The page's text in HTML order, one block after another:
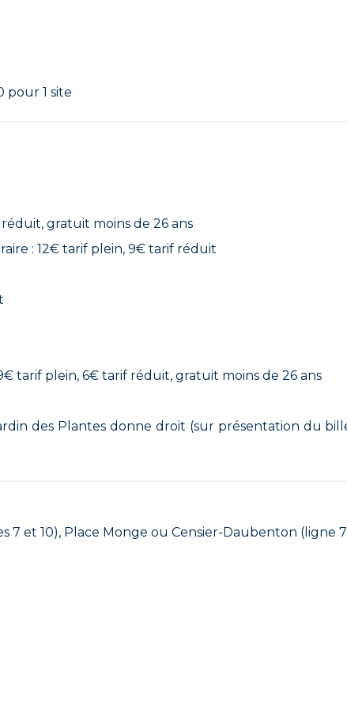
pour 1 site
gratuit moins de 26 ans
: 12€ tarif plein, 9€ tarif réduit
tarif plein, 6€ tarif réduit, gratuit moins de 26 ans
des Plantes donne droit (sur présentation du
7 et 10), Place Monge ou Censier-Daubenton (ligne